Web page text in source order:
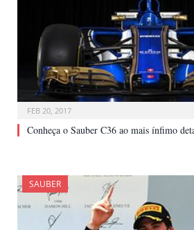
FEB 20, 2017
Conheça o Sauber C36 ao mais ínfimo
SAUBER